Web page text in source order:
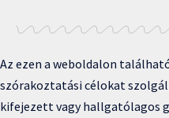
Az ezen a weboldalon
szórakoztatási célokat
kifejezett vagy hallgatólagos